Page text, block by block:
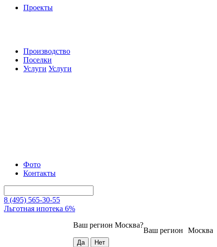
Проекты
Производство
Поселки
Услуги Услуги
Фото
Контакты
8 (495) 565-30-55
Льготная ипотека 6%
Москва
Ваш регион
Ваш регион Москва?